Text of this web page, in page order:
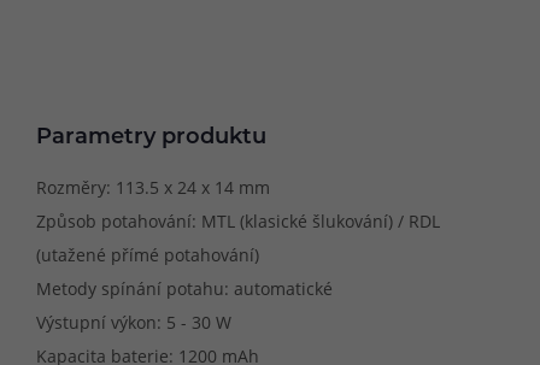
Parametry produktu
Rozměry: 113.5 x 24 x 14 mm
Způsob potahování: MTL (klasické šlukování) / RDL
(utažené přímé potahování)
Metody spínání potahu: automatické
Výstupní výkon: 5 - 30 W
Kapacita baterie: 1200 mAh